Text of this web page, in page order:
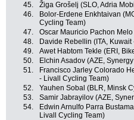
45.
Žiga Grošelj (SLO, Adria
46.
Bolor-Erdene Enkhtaivan
Cycling Team)
47. Oscar Mauricio Pachon
48.
Davide Rebellin (ITA,
49.
Awet Habtom Tekle (ERI,
50.
Elchin Asadov (AZE,
51.
Francisco Jarley Colorado
- Livall Cycling Team)
52. Yauhen Sobal (BLR, Minsk
53.
Samir Jabrayilov (AZE,
54.
Edwin Arnulfo Parra
Livall Cycling Team)